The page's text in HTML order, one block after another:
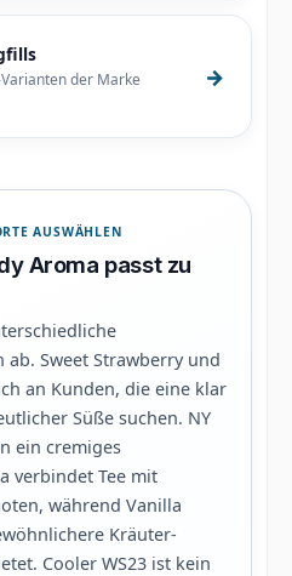
der Marke
→
AUSWÄHLEN
Aroma passt zu
ab. Sweet Strawberry und
an Kunden, die eine klar
Süße suchen. NY
ein cremiges
verbindet Tee mit
während Vanilla
Kräuter-
Cooler WS23 ist kein